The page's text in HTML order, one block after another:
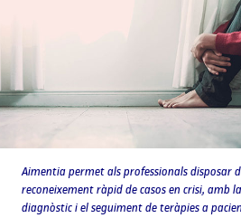
Aimentia permet als professionals disposar
reconeixement ràpid de casos en crisi, amb
diagnòstic i el seguiment de teràpies a